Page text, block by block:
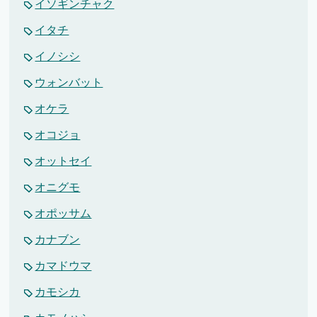
イソギンチャク
イタチ
イノシシ
ウォンバット
オケラ
オコジョ
オットセイ
オニグモ
オポッサム
カナブン
カマドウマ
カモシカ